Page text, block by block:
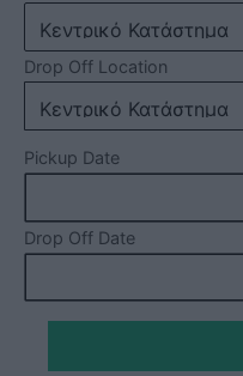
Drop Off Location
Pickup Date
Drop Off Date